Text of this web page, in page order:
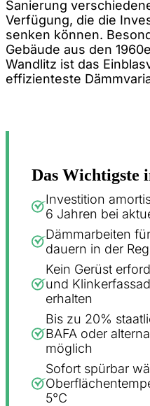
Sanierung
Verfügung, die die
senken können.
Gebäude aus den
Wandlitz ist das
effizienteste
Das Wichtigste
Investition
6 Jahren bei
Dämmarbeiten
dauern in der
Kein Gerüst
und
erhalten
Bis zu 20%
BAFA oder
möglich
Sofort spürbar
5°C